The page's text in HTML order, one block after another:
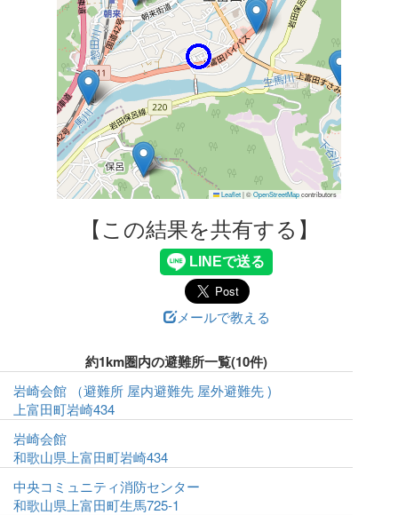
Leaflet|©OpenStreetMapcontributors
【この結果を共有する】
メールで教える
約1km圏内の避難所一覧(10件)
岩崎会館 （避難所 屋内避難先 屋外避難先 )
上富田町岩崎434
岩崎会館
和歌山県上富田町岩崎434
中央コミュニティ消防センター
和歌山県上富田町生馬725-1